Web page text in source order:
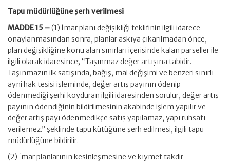
Tapu müdürlüğüne şerh verilmesi
MADDE 15 –(1) İmar planı değişikliği teklifinin ilgili idarece
onaylanmasından sonra, planlar askıya çıkarılmadan önce,
plan değişikliğine konu alan sınırları içerisinde kalan parseller ile
ilgili olarak idaresince; “Taşınmaz değer artışına tabidir.
Taşınmazın ilk satışında, bağış, mal değişimi ve benzeri sınırlı
ayni hak tesisi işleminde, değer artış payının ödenip
ödenmediği şerhi koyduran ilgili idaresinden sorulur, değer artış
payının ödendiğinin bildirilmesinin akabinde işlem yapılır ve
değer artış payı ödenmedikçe satış yapılamaz, yapı ruhsatı
verilemez.” şeklinde tapu kütüğüne şerh edilmesi, ilgili tapu
müdürlüğüne bildirilir.
(2) İmar planlarının kesinleşmesine ve kıymet takdir